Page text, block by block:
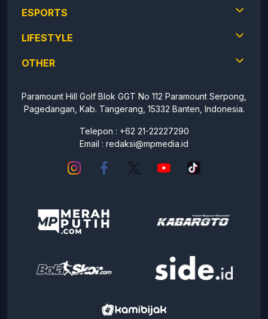
ESPORTS
LIFESTYLE
OTHER
Paramount Hill Golf Blok GGT No 112 Paramount Serpong,
Pagedangan, Kab. Tangerang, 15332 Banten, Indonesia.
Telepon : +62 21-22227290
Email : redaksi@mpmedia.id